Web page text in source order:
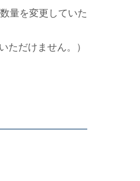
量を変更していた
ただけません。）